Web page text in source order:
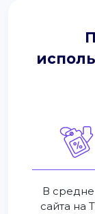
В
сайта на